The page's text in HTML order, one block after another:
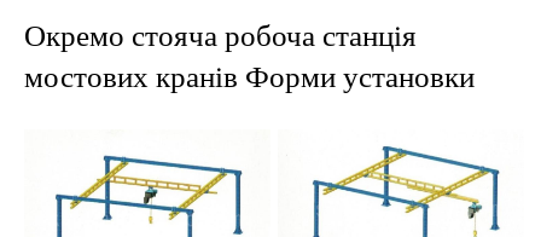
Окремо стояча робоча станція
мостових кранів Форми установки